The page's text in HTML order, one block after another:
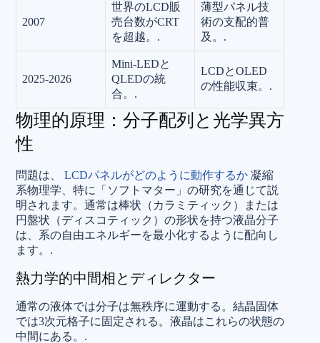
2007
世界のLCD販
売台数がCRT
を超越。.
薄型パネル技
術の支配的普
及。.
2025-2026
Mini-LEDと
QLEDの統
合。.
LCDとOLED
の性能収束。.
物理的原理：分子配列と光学異方
性
問題は、 LCDパネルがどのように動作するか 凝縮
系物理学、特に「ソフトマター」の研究を通じて説
明されます。通常は棒状（カラミティック）または
円盤状（ディスコティック）の形状を持つ液晶分子
は、系の自由エネルギーを最小化するように配向し
ます。.
熱力学的中間相とディレクター
通常の液体では分子は無秩序に運動する。結晶固体
では3次元格子に固定される。液晶はこれらの状態の
中間にある。.